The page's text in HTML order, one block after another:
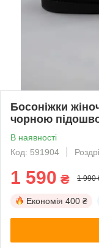
Босоніжки
чорною
В наявності
Код: 591904
1 590 ₴ 1 990
Економія 400 ₴